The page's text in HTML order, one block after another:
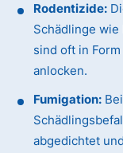
Rodentizide:
Schädlinge wie
sind oft in
anlocken.
Fumigation:
abgedichtet